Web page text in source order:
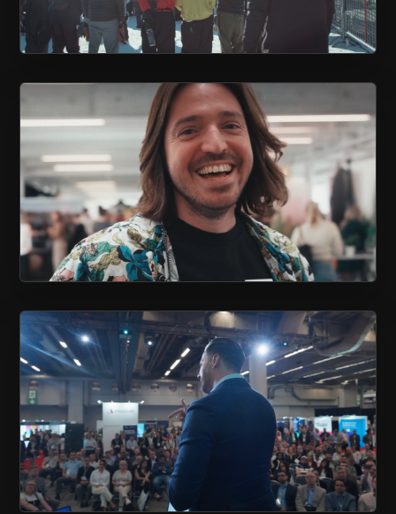
COUVERTURE ÉVÉNEMENTIELLE
SALON EXPÉRIENCE